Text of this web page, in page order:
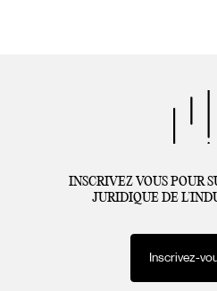
INSCRIVEZ VOUS POUR
JURIDIQUE DE
Inscrivez-